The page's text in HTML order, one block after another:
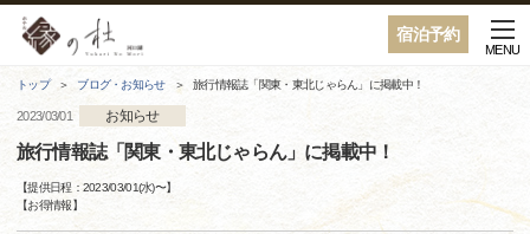
宿泊予約
MENU
トップ ブログ・お知らせ 旅行情報誌「関東・東北じゃらん」に掲載中！
2023/03/01 お知らせ
旅行情報誌「関東・東北じゃらん」に掲載中！
【提供日程：2023/03/01(水)〜】
【お得情報】